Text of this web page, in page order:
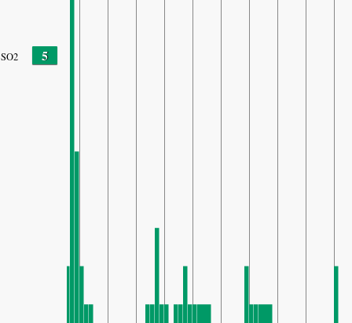
SO2 5